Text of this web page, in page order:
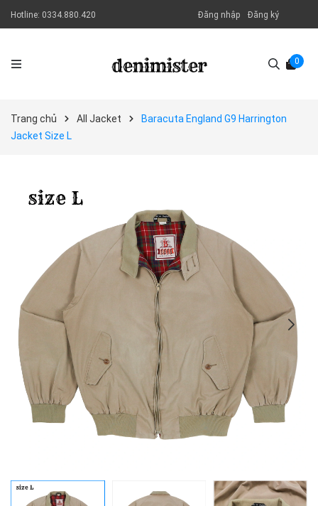
Hotline: 0334.880.420 Đăng nhập Đăng ký
0
Trang chủ All Jacket
Baracuta England G9 Harrington
Jacket Size L